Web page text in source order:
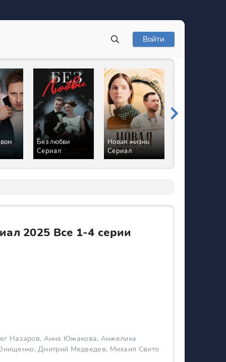
Войти
Без любви
Сериал
Новая жизнь
Сериал
2025 Все 1-4 серии
Назаров, Анна Южакова, Анжелика
Дмитрий Медведев, Михаил Свито